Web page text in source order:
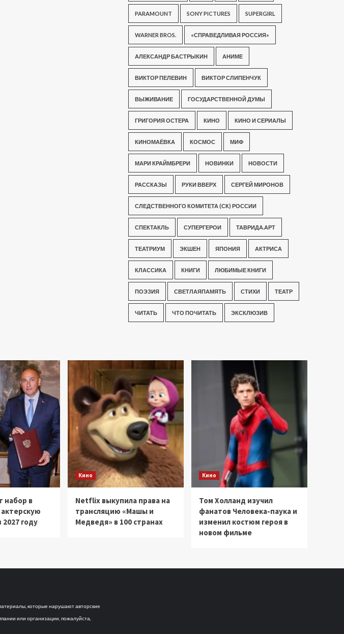
PARAMOUNT SONY PICTURES SUPERGIRL
WARNER BROS. «СПРАВЕДЛИВАЯ РОССИЯ»
АЛЕКСАНДР БАСТРЫКИН АНИМЕ
ВИКТОР ПЕЛЕВИН ВИКТОР СЛИПЕНЧУК
ВЫЖИВАНИЕ ГОСУДАРСТВЕННОЙ ДУМЫ
ГРИГОРИЯ ОСТЕРА КИНО КИНО И СЕРИАЛЫ
КИНОМАЁВКА КОСМОС МИФ
МАРИ КРАЙМБРЕРИ НОВИНКИ НОВОСТИ
РАССКАЗЫ РУКИ ВВЕРХ СЕРГЕЙ МИРОНОВ
СЛЕДСТВЕННОГО КОМИТЕТА (СК) РОССИИ
СПЕКТАКЛЬ СУПЕРГЕРОИ ТАВРИДА.АРТ
ТЕАТРИУМ ЭКШЕН ЯПОНИЯ АКТРИСА
КЛАССИКА КНИГИ ЛЮБИМЫЕ КНИГИ
ПОЭЗИЯ СВЕТЛАЯПАМЯТЬ СТИХИ ТЕАТР
ЧИТАТЬ ЧТО ПОЧИТАТЬ ЭКСКЛЮЗИВ
набор в
году
Кино
Netflix выкупила права на
трансляцию «Машы и
Медведя» в 100 странах
Кино
Том Холланд изучил
фанатов Человека-паука и
изменил костюм героя в
новом фильме
которые нарушают авторские
или организации, пожалуйста,